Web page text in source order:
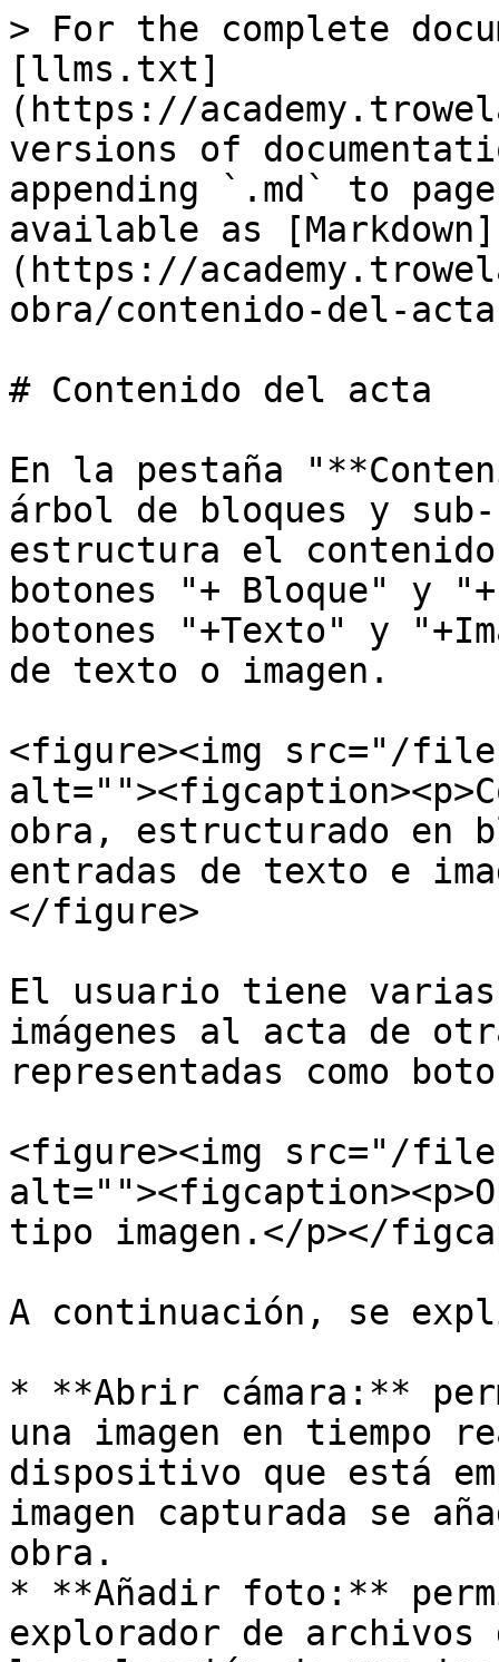
> For the complete
[llms.txt]
(https://
versions of
appending `.md` to
available as [Markdown]
(https://
obra/contenido-del-
# Contenido del acta
En la pestaña
árbol de bloques y
estructura el
botones "+ Bloque" y
botones "+Texto" y
de texto o imagen.
<figure><img src="/files/
obra, estructurado en
entradas de texto e
</figure>
El usuario tiene
imágenes al acta de
representadas como
<figure><img src="/files/
tipo imagen.</p></
A continuación, se
* **Abrir cámara:**
una imagen en tiempo
dispositivo que está
imagen capturada se
obra.
* **Añadir foto:**
explorador de